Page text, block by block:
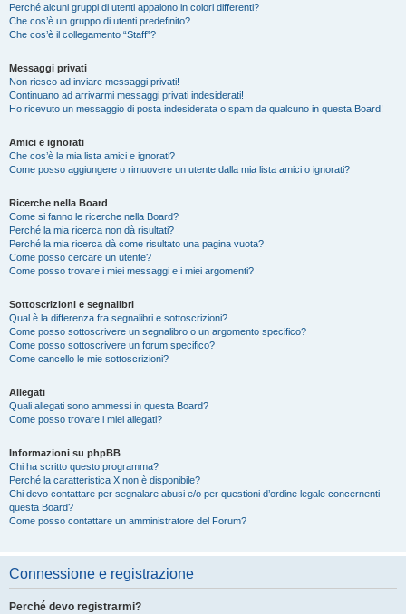
Perché alcuni gruppi di utenti appaiono in colori differenti?
Che cos’è un gruppo di utenti predefinito?
Che cos’è il collegamento “Staff”?
Messaggi privati
Non riesco ad inviare messaggi privati!
Continuano ad arrivarmi messaggi privati indesiderati!
Ho ricevuto un messaggio di posta indesiderata o spam da qualcuno in questa Board!
Amici e ignorati
Che cos’è la mia lista amici e ignorati?
Come posso aggiungere o rimuovere un utente dalla mia lista amici o ignorati?
Ricerche nella Board
Come si fanno le ricerche nella Board?
Perché la mia ricerca non dà risultati?
Perché la mia ricerca dà come risultato una pagina vuota?
Come posso cercare un utente?
Come posso trovare i miei messaggi e i miei argomenti?
Sottoscrizioni e segnalibri
Qual è la differenza fra segnalibri e sottoscrizioni?
Come posso sottoscrivere un segnalibro o un argomento specifico?
Come posso sottoscrivere un forum specifico?
Come cancello le mie sottoscrizioni?
Allegati
Quali allegati sono ammessi in questa Board?
Come posso trovare i miei allegati?
Informazioni su phpBB
Chi ha scritto questo programma?
Perché la caratteristica X non è disponibile?
Chi devo contattare per segnalare abusi e/o per questioni d’ordine legale concernenti
questa Board?
Come posso contattare un amministratore del Forum?
Connessione e registrazione
Perché devo registrarmi?